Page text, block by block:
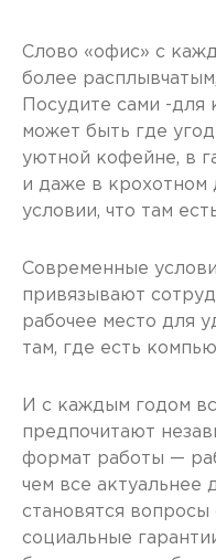
Слово «офис» с
более
Посудите сами -
может быть где
уютной кофейне, в
и даже в крохотном
условии, что там
Современные
привязывают
рабочее место для
там, где есть
И с каждым годом
предпочитают
формат работы —
чем все актуальнее
становятся вопросы
социальные